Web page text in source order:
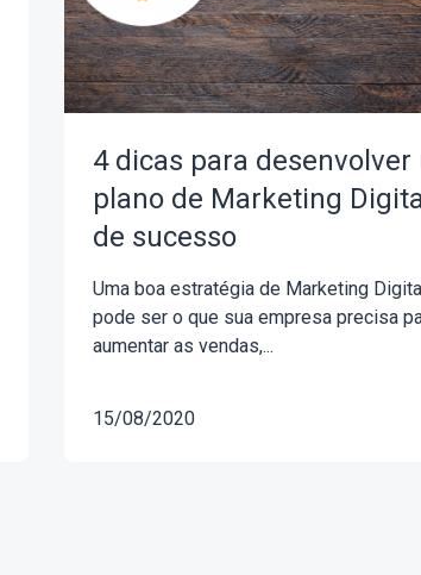
4 dicas para desenvolver
plano de Marketing
de sucesso
Uma boa estratégia de Marketing
pode ser o que sua empresa precisa
aumentar as vendas,...
15/08/2020